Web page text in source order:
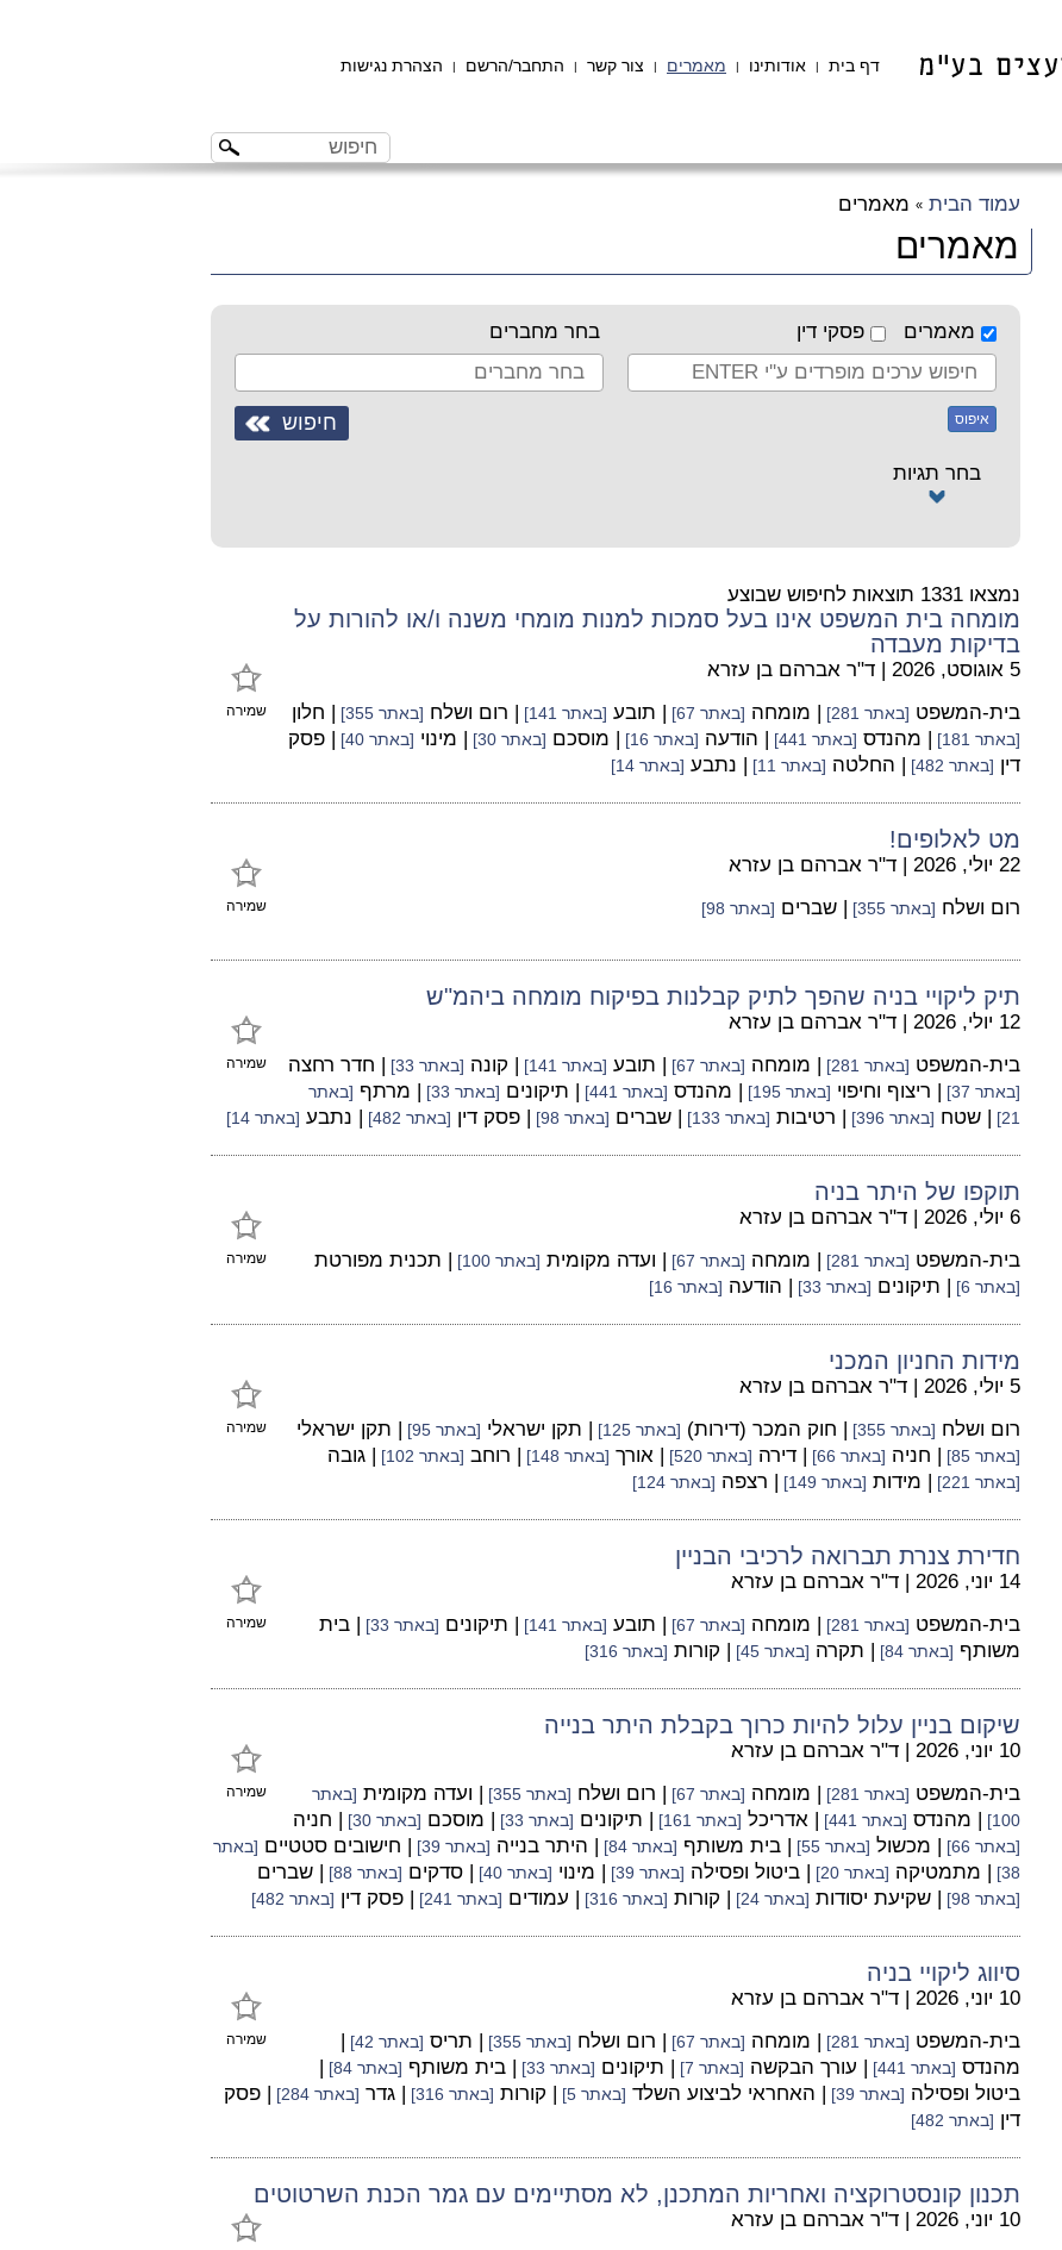
דף בית | אודותינו | מאמרים | צור קשר | התחבר/הרשם | הצהרת נגישות
עמוד הבית » מאמרים
מאמרים
מאמרים פסקי דין בחר מחברים
איפוס
בחר תגיות
נמצאו 1331 תוצאות לחיפוש שבוצע
מומחה בית המשפט אינו בעל סמכות למנות מומחי משנה ו/או להורות על
בדיקות מעבדה
שמירה
5 אוגוסט, 2026 | ד"ר אברהם בן עזרא
בית-המשפט [באתר 281] | מומחה [באתר 67] | תובע [באתר 141] | רום ושלח [באתר 355] | חלון
[באתר 181] | מהנדס [באתר 441] | הודעה [באתר 16] | מוסכם [באתר 30] | מינוי [באתר 40]
| פסק
דין [באתר 482] | החלטה [באתר 11] | נתבע [באתר 14]
מט לאלופים!
שמירה
22 יולי, 2026 | ד"ר אברהם בן עזרא
רום ושלח [באתר 355] | שברים [באתר 98]
תיק ליקויי בניה שהפך לתיק קבלנות בפיקוח מומחה ביהמ"ש
שמירה
12 יולי, 2026 | ד"ר אברהם בן עזרא
בית-המשפט [באתר 281] | מומחה [באתר 67] | תובע [באתר 141] | קונה [באתר 33] | חדר רחצה
[באתר 37] | ריצוף וחיפוי [באתר 195] | מהנדס [באתר 441] | תיקונים [באתר 33] | מרתף [באתר
21] | שטח [באתר 396] | רטיבות [באתר 133] | שברים [באתר 98] | פסק דין [באתר 482] | נתבע [באתר 14]
תוקפו של היתר בניה
שמירה
6 יולי, 2026 | ד"ר אברהם בן עזרא
בית-המשפט [באתר 281] | מומחה [באתר 67] | ועדה מקומית [באתר 100] | תכנית מפורטת
[באתר 6] | תיקונים [באתר 33] | הודעה [באתר 16]
מידות החניון המכני
שמירה
5 יולי, 2026 | ד"ר אברהם בן עזרא
רום ושלח [באתר 355] | חוק המכר (דירות) [באתר 125] | תקן ישראלי [באתר 95] | תקן ישראלי
[באתר 85] | חניה [באתר 66] | דירה [באתר 520] | אורך [באתר 148] | רוחב [באתר 102] | גובה
[באתר 221] | מידות [באתר 149] | רצפה [באתר 124]
חדירת צנרת תברואה לרכיבי הבניין
שמירה
14 יוני, 2026 | ד"ר אברהם בן עזרא
בית-המשפט [באתר 281] | מומחה [באתר 67] | תובע [באתר 141] | תיקונים [באתר 33]
| בית
משותף [באתר 84] | תקרה [באתר 45] | קורות [באתר 316]
שיקום בניין עלול להיות כרוך בקבלת היתר בנייה
שמירה
10 יוני, 2026 | ד"ר אברהם בן עזרא
בית-המשפט [באתר 281] | מומחה [באתר 67] | רום ושלח [באתר 355] | ועדה מקומית [באתר
100]
| מהנדס [באתר 441] | אדריכל [באתר 161] | תיקונים [באתר 33] | מוסכם [באתר 30] | חניה
[באתר 66] | מכשול [באתר 55] | בית משותף [באתר 84] | היתר בנייה [באתר 39] | חישובים סטטיים [באתר
38] | מתמטיקה [באתר 20] | ביטול ופסילה [באתר 39] | מינוי [באתר 40] | סדקים [באתר 88] | שברים
[באתר 98] | שקיעת יסודות [באתר 24] | קורות [באתר 316] | עמודים [באתר 241] | פסק דין [באתר 482]
סיווג ליקויי בניה
שמירה
10 יוני, 2026 | ד"ר אברהם בן עזרא
בית-המשפט [באתר 281] | מומחה [באתר 67] | רום ושלח [באתר 355] | תריס [באתר 42]
|
מהנדס [באתר 441] | עורך הבקשה [באתר 7] | תיקונים [באתר 33] | בית משותף [באתר 84]
|
ביטול ופסילה [באתר 39] | האחראי לביצוע השלד [באתר 5] | קורות [באתר 316] | גדר [באתר 284]
| פסק
דין [באתר 482]
תכנון קונסטרוקציה ואחריות המתכנן, לא מסתיימים עם גמר הכנת השרטוטים
10 יוני, 2026 | ד"ר אברהם בן עזרא